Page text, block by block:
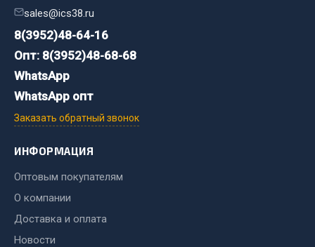
Показать ещё
Весь раздел
Соединительные элементы
Адаптеры и переходники
Тройники
Трубки, муфты, гайки
Угольники
sales@ics38.ru
8(3952)48-64-16
Опт: 8(3952)48-68-68
WhatsApp
WhatsApp опт
Заказать обратный звонок
ИНФОРМАЦИЯ
Оптовым покупателям
О компании
Доставка и оплата
Новости